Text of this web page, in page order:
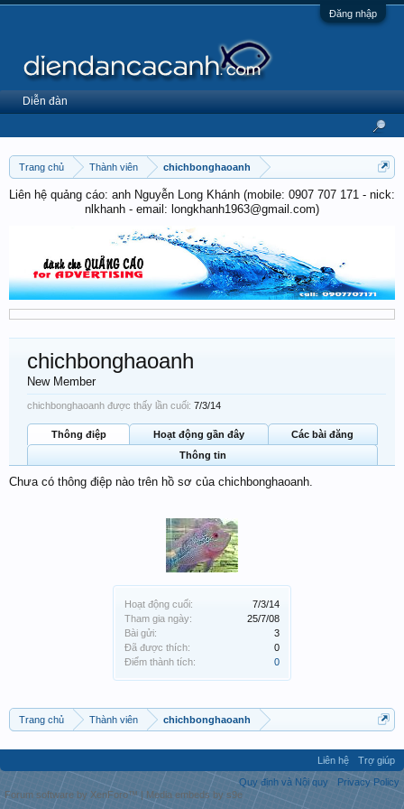
Đăng nhập
Trang chủ Thành viên chichbonghaoanh
Liên hệ quảng cáo: anh Nguyễn Long Khánh (mobile: 0907 707 171 - nick:
nlkhanh - email: longkhanh1963@gmail.com)
Hoạt động cuối:
7/3/14
Tham gia ngày:
25/7/08
Bài gửi:
3
Đã được thích:
0
Điểm thành tích:
0
chichbonghaoanh
New Member
chichbonghaoanh được thấy lần cuối: 7/3/14
Thông điệp Hoạt động gần đây
Các bài đăng
Thông tin
Chưa có thông điệp nào trên hồ sơ của chichbonghaoanh.
Trang chủ Thành viên chichbonghaoanh
Diễn đàn
Liên hệ
Trợ giúp
Quy định và Nội quy
Privacy Policy
Forum software by XenForo™ | Media embeds by s9e